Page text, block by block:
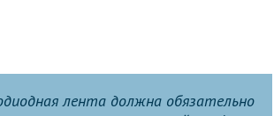
лента должна обязательно